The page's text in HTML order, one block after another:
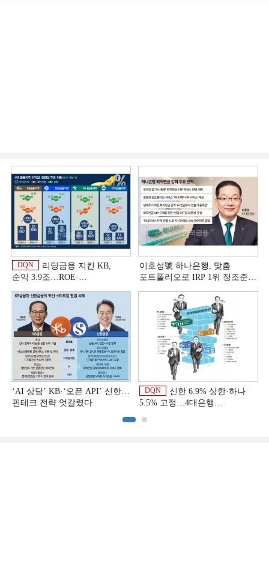
DQN
리딩금융 지킨 KB,
순익 3.9조…ROE·
상반기 금융 리그테이블]
이호성號 하나은행, 맞춤
포트폴리오로 IRP 1위 정조준
‘AI 상담’ KB·‘오픈 API’ 신한…
핀테크 전략 엇갈렸다
DQN
신한 6.9% 상한·하나
5.5% 고정…4대은행